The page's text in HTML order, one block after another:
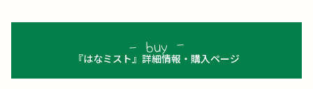
『はなミスト』詳細情報・購入ページ